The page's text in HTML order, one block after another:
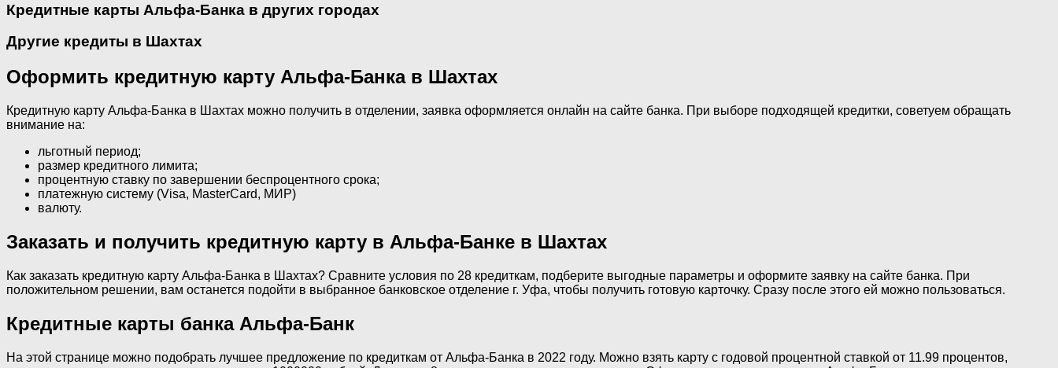
Кредитные карты Альфа-Банка в других городах
Другие кредиты в Шахтах
Оформить кредитную карту Альфа-Банка в Шахтах
Кредитную карту Альфа-Банка в Шахтах можно получить в отделении, заявка оформляется онлайн на сайте банка. При выборе подходящей кредитки, советуем обращать
внимание на:
льготный период;
размер кредитного лимита;
процентную ставку по завершении беспроцентного срока;
платежную систему (Visa, MasterCard, МИР)
валюту.
Заказать и получить кредитную карту в Альфа-Банке в Шахтах
Как заказать кредитную карту Альфа-Банка в Шахтах? Сравните условия по 28 кредиткам, подберите выгодные параметры и оформите заявку на сайте банка. При
положительном решении, вам останется подойти в выбранное банковское отделение г. Уфа, чтобы получить готовую карточку. Сразу после этого ей можно пользоваться.
Кредитные карты банка Альфа-Банк
На этой странице можно подобрать лучшее предложение по кредиткам от Альфа-Банка в 2022 году. Можно взять карту с годовой процентной ставкой от 11.99 процентов,